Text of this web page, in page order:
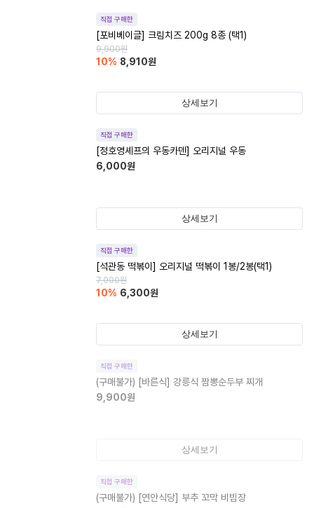
직접 구매한
[포비베이글] 크림치즈 200g 8종 (택1)
9,900원
10% 8,910원
상세보기
직접 구매한
[정호영셰프의 우동카덴] 오리지널 우동
6,000원
상세보기
직접 구매한
[석관동 떡볶이] 오리지널 떡볶이 1봉/2봉(택1)
7,000원
10% 6,300원
상세보기
직접 구매한
(구매불가) [바른식] 강릉식 짬뽕순두부 찌개
9,900원
상세보기
직접 구매한
(구매불가) [연안식당] 부추 꼬막 비빔장